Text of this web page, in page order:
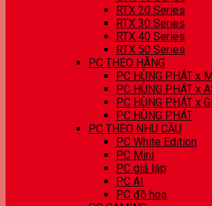
RTX 20 Series
RTX 30 Series
RTX 40 Series
RTX 50 Series
PC THEO HÃNG
PC HÙNG PHÁT x
PC HÙNG PHÁT x
PC HÙNG PHÁT x
PC HÙNG PHÁT
PC THEO NHU CẦU
PC White Edition
PC Mini
PC giả lập
PC AI
PC đồ hoạ